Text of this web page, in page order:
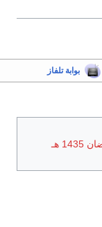
بوابة تلفاز